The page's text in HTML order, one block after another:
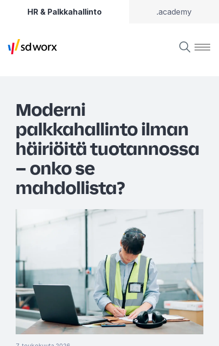
HR & Palkkahallinto .academy
Moderni
palkkahallinto ilman
häiriöitä tuotannossa
– onko se
mahdollista?